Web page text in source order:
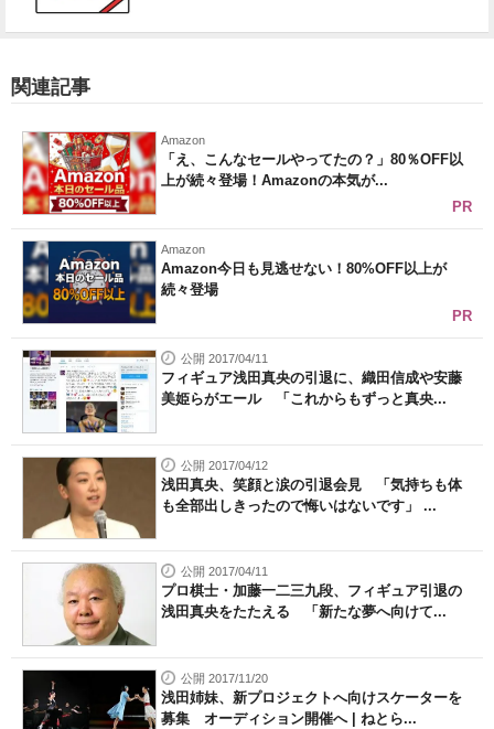
関連記事
Amazon
「え、こんなセールやってたの？」80％OFF以
上が続々登場！Amazonの本気が...
PR
Amazon
Amazon今日も見逃せない！80%OFF以上が
続々登場
PR
公開 2017/04/11
フィギュア浅田真央の引退に、織田信成や安藤
美姫らがエール 「これからもずっと真央...
公開 2017/04/12
浅田真央、笑顔と涙の引退会見 「気持ちも体
も全部出しきったので悔いはないです」 ...
公開 2017/04/11
プロ棋士・加藤一二三九段、フィギュア引退の
浅田真央をたたえる 「新たな夢へ向けて...
公開 2017/11/20
浅田姉妹、新プロジェクトへ向けスケーターを
募集 オーディション開催へ | ねとら...